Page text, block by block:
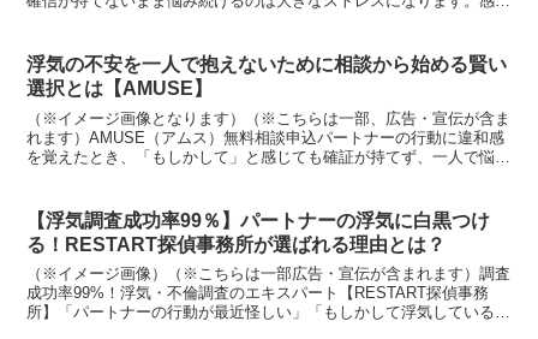
浮気の不安を一人で抱えないために相談から始める賢い
選択とは【AMUSE】
（※イメージ画像となります）（※こちらは一部、広告・宣伝が含ま
れます）AMUSE（アムス）無料相談申込パートナーの行動に違和感
を覚えたとき、「もしかして」と感じても確証が持てず、一人で悩み
【浮気調査成功率99％】パートナーの浮気に白黒つけ
る！RESTART探偵事務所が選ばれる理由とは？
（※イメージ画像）（※こちらは一部広告・宣伝が含まれます）調査
成功率99%！浮気・不倫調査のエキスパート【RESTART探偵事務
所】「パートナーの行動が最近怪しい」「もしかして浮気しているの